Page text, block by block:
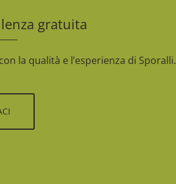
gratuita
la qualità e l’esperienza di Sporalli.